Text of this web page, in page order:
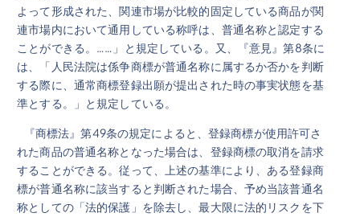
よって形成された、関連市場が比較的固定している商品が関
連市場内において通用している称呼は、普通名称と認定する
ことができる。……」と規定している。又、『意見』第8条に
は、「人民法院は係争商標が普通名称に属するか否かを判断
する際に、通常商標登録出願が提出された時の事実状態を基
準とする。」と規定している。
『商標法』第49条の規定によると、登録商標が使用許可さ
れた商品の普通名称となった場合は、登録商標の取消を請求
することができる。従って、上述の基準により、ある登録商
標が普通名称に該当すると判断された場合、予め当該普通名
称としての「法的保護」を除去し、最大限に法的リスクを下